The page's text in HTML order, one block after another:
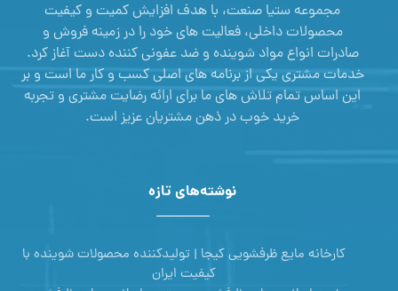
مجموعه ستیا صنعت، با هدف افزایش کمیت و کیفیت
محصولات داخلی، فعالیت های خود را در زمینه فروش و
صادرات انواع مواد شوینده و ضد عفونی کننده دست آغاز کرد.
خدمات مشتری یکی از برنامه های اصلی کسب و کار ما است و بر
این اساس تمام تلاش های ما برای ارائه رضایت مشتری و تجربه
خرید خوب در ذهن مشتریان عزیز است.
نوشته‌های تازه
کارخانه مایع ظرفشویی کیجا | تولیدکننده محصولات شوینده با
کیفیت ایران